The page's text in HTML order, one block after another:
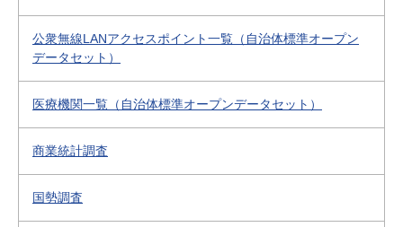
公衆無線LANアクセスポイント一覧（自治体標準オープン
データセット）
医療機関一覧（自治体標準オープンデータセット）
商業統計調査
国勢調査